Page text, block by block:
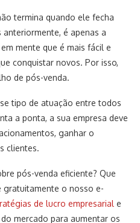
termina quando ele fecha
é apenas a
mente que é mais fácil e
conquistar novos. Por isso,
de pós-venda.
tipo de atuação entre todos
a ponta, a sua empresa deve
ganhar o
clientes.
pós-venda eficiente? Que
gratuitamente o nosso e-
de lucro empresarial e
mercado para aumentar os